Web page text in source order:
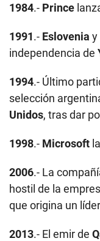
1984.- Prince
1991.- Eslovenia y
independencia de
1994.- Último
selección
Unidos, tras dar
1998.- Microsoft
2006.- La
hostil de la
que origina un
2013.- El emir de